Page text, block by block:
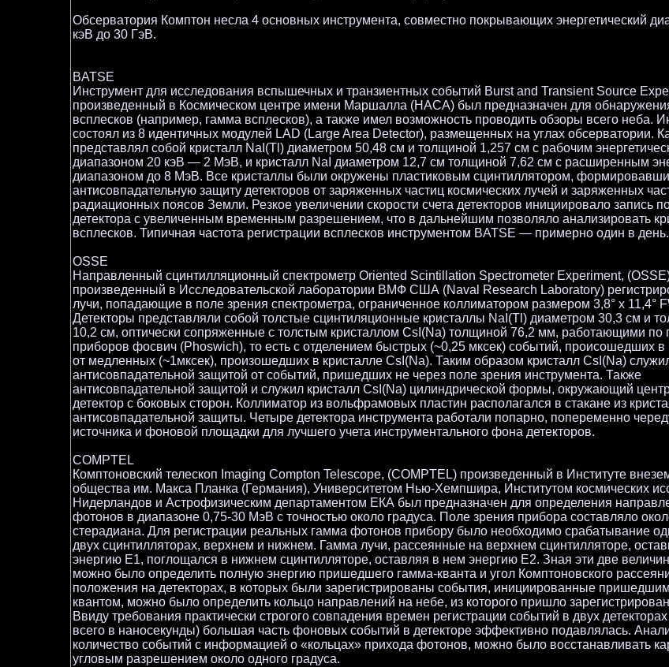
Обсерватория Комптон несла 4 основных инструмента, совместно покрывающих энергетический
кэВ до 30 ГэВ.
BATSE
Инструмент для исследования вспышечных и транзиентных событий Burst and Transient Source
произведенный в Космическом центре имени Маршалла (НАСА) был предназначен для
всплесков (например, гамма всплесков), а также имел возможность проводить обзоры всего неба.
состоял из 8 идентичных модулей LAD (Large Area Detector), размещенных на углах обсерватории.
представлял собой кристалл NaI(Tl) диаметром 50,48 см и толщиной 1,257 см с рабочим
диапазоном 20 кэВ — 2 МэВ, и кристалл NaI диаметром 12,7 см толщиной 7,62 см с расширенным
диапазоном до 8 МэВ. Все кристаллы были окружены пластиковым сцинтиллятором,
антисовпадательную защиту детекторов от заряженных частиц космических лучей и заряженных
радиационных поясов Земли. Резкое увеличении скорости счета детекторов инициировало запись
детектора с увеличенным временным разрешением, что в дальнейшим позволяло анализировать
всплесков. Типичная частота регистрации всплесков инструментом BATSE — примерно один в день.
OSSE
Направленный сцинтилляционный спектрометр Oriented Scintillation Spectrometer Experiment,
произведенный в Исследовательской лаборатории ВМФ США (Naval Research Laboratory)
лучи, попадающие в поле зрения спектрометра, ограниченное коллиматором размером 3,8° x 11,4°
Детекторы представляли собой толстые сцинтиляционные кристаллы NaI(Tl) диаметром 30,3 см и
10,2 см, оптически сопряженные с толстым кристаллом CsI(Na) толщиной 76,2 мм, работающими по
приборов фосвич (Phoswich), то есть с отделением быстрых (~0,25 мксек) событий, происошедших в
от медленных (~1мксек), произошедших в кристалле CsI(Na). Таким образом кристалл CsI(Na)
антисовпадательной защитой от событий, пришедших не через поле зрения инструмента. Также
антисовпадательной защитой и служил кристалл CsI(Na) цилиндрической формы, окружающий
детектор с боковых сторон. Коллиматор из вольфрамовых пластин располагался в стакане из
антисовпадательной защиты. Четыре детектора инструмента работали попарно, попеременно
источника и фоновой площадки для лучшего учета инструментального фона детекторов.
COMPTEL
Комптоновский телескоп Imaging Compton Telescope, (COMPTEL) произведенный в Институте
общества им. Макса Планка (Германия), Университетом Нью-Хемпшира, Институтом космических
Нидерландов и Астрофизическим департаментом ЕКА был предназначен для определения
фотонов в диапазоне 0,75-30 МэВ с точностью около градуса. Поле зрения прибора составляло
стерадиана. Для регистрации реальных гамма фотонов прибору было необходимо срабатывание
двух сцинтилляторах, верхнем и нижнем. Гамма лучи, рассеянные на верхнем сцинтилляторе,
энергию E1, поглощался в нижнем сцинтилляторе, оставляя в нем энергию E2. Зная эти две
можно было определить полную энергию пришедшего гамма-кванта и угол Комптоновского
положения на детекторах, в которых были зарегистрированы события, инициированные
квантом, можно было определить кольцо направлений на небе, из которого пришло
Ввиду требования практически строгого совпадения времен регистрации событий в двух
всего в наносекунды) большая часть фоновых событий в детекторе эффективно подавлялась.
количество событий с информацией о «кольцах» прихода фотонов, можно было восстанавливать
угловым разрешением около одного градуса.